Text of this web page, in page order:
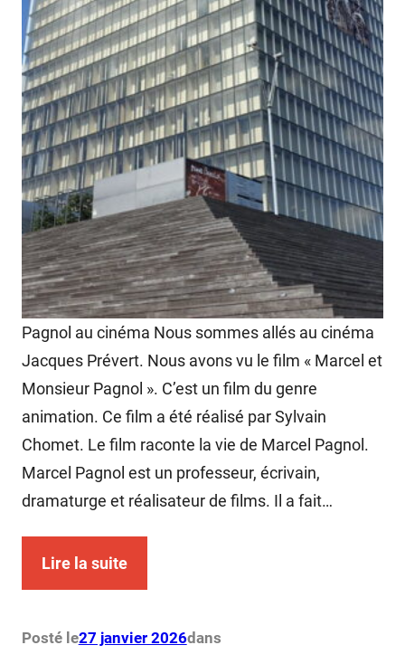
Pagnol au cinéma Nous sommes allés au cinéma
Jacques Prévert. Nous avons vu le film « Marcel et
Monsieur Pagnol ». C’est un film du genre
animation. Ce film a été réalisé par Sylvain
Chomet. Le film raconte la vie de Marcel Pagnol.
Marcel Pagnol est un professeur, écrivain,
dramaturge et réalisateur de films. Il a fait…
Lire la suite
Posté le27 janvier 2026dans